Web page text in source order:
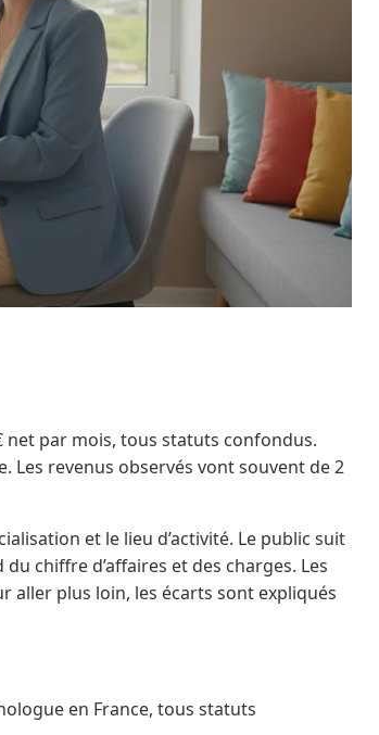
net par mois, tous statuts confondus.
Les revenus observés vont souvent de 2
et le lieu d’activité. Le public suit
chiffre d’affaires et des charges. Les
aller plus loin, les écarts sont expliqués
en France, tous statuts